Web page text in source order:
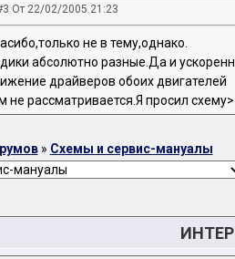
От 22/02/2005 21:23
не в тему,однако.
абсолютно разные.Да и
драйверов обоих двигателей
не рассматривается.Я просил схему>
» Схемы и сервис-мануалы